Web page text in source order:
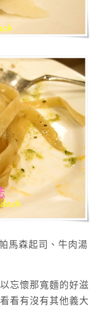
馬森起司、牛肉湯
忘懷那寬麵的好滋
看有沒有其他義大